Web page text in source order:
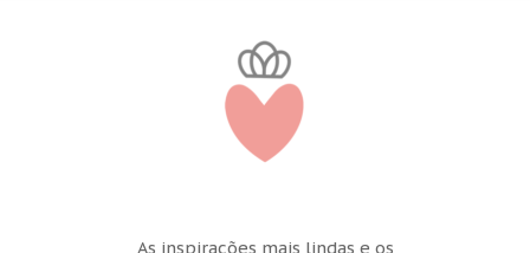
As inspirações mais lindas e os